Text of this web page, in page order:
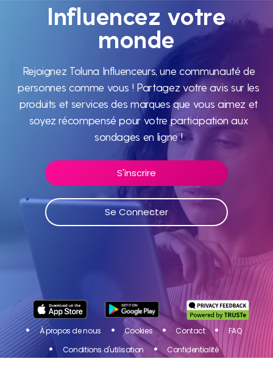
Influencez
votre
monde
Rejoignez Toluna Influenceurs, une communauté de
personnes comme vous ! Partagez votre avis sur les
produits et services des marques que vous aimez et
soyez récompensé pour votre participation aux
Se Connecter
À propos de nous Cookies Contact
FAQ
Conditions d'utilisation
Confidentialité
Influencez votre
monde
Rejoignez Toluna Influenceurs, une communauté de
personnes comme vous ! Partagez votre avis sur les
produits et services des marques que vous aimez et
soyez récompensé pour votre participation aux
sondages en ligne !
S'inscrire
Se Connecter